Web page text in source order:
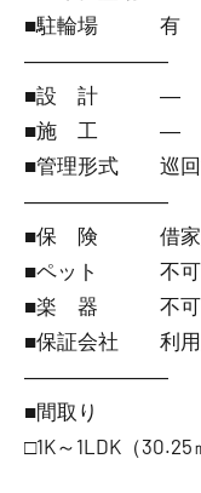
■駐輪場 有
―――――――
■設 計 ―
■施 工 ―
■管理形式 巡回
―――――――
■保 険 借家人
■ペット 不可
■楽 器 不可
■保証会社 利用
―――――――
■間取り
□1K～1LDK（30.25